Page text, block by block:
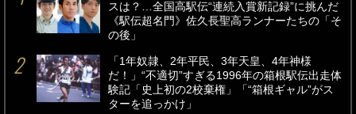
スは？…全国高駅伝“連続入賞新記録”に挑んだ
《駅伝超名門》佐久長聖高ランナーたちの「そ
の後」
「1年奴隷、2年平民、3年天皇、4年神様
だ！」“不適切”すぎる1996年の箱根駅伝出走体
験記「史上初の2校棄権」「“箱根ギャル”がス
ターを追っかけ」